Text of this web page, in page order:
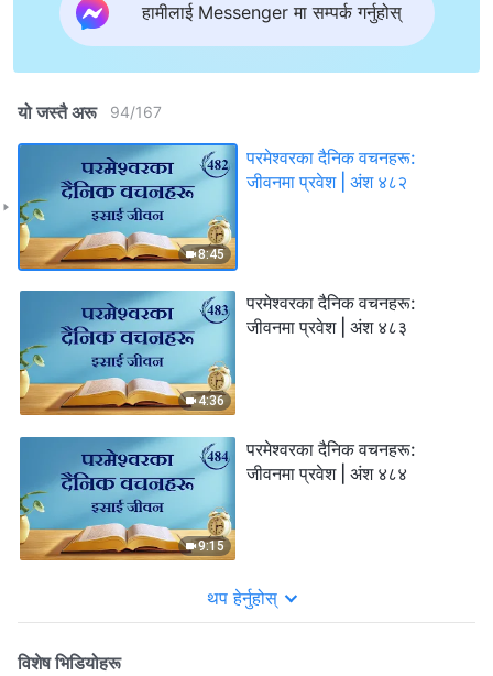
हामीलाई Messenger मा सम्पर्क गर्नुहोस्
यो जस्तै अरू 94/167
8:45
परमेश्‍वरका दैनिक वचनहरू:
जीवनमा प्रवेश | अंश ४८२
4:36
परमेश्‍वरका दैनिक वचनहरू:
जीवनमा प्रवेश | अंश ४८३
9:15
परमेश्‍वरका दैनिक वचनहरू:
जीवनमा प्रवेश | अंश ४८४
थप हेर्नुहोस्
विशेष भिडियोहरू